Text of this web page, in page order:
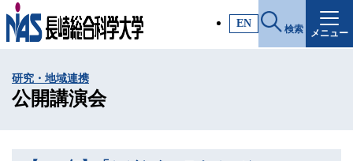
EN 検索 メニュー
施設・アクセス
入試情報
各種証明書
研究・地域連携
公開講演会